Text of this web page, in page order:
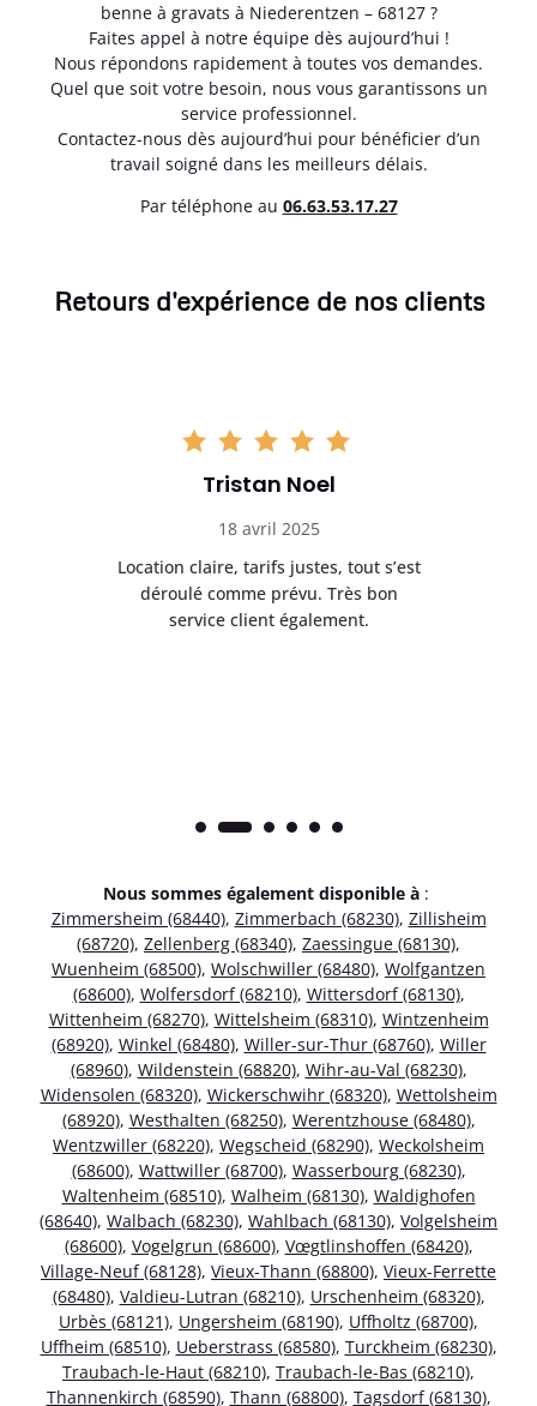
benne à gravats à Niederentzen – 68127 ?
Faites appel à notre équipe dès aujourd’hui !
Nous répondons rapidement à toutes vos demandes.
Quel que soit votre besoin, nous vous garantissons un
service professionnel.
Contactez-nous dès aujourd’hui pour bénéficier d’un
travail soigné dans les meilleurs délais.
Par téléphone au 06.63.53.17.27
Retours d'expérience de nos clients
Tristan Noel
18 avril 2025
Location claire, tarifs justes, tout s’est
déroulé comme prévu. Très bon
service client également.
Nous sommes également disponible à :
Zimmersheim (68440), Zimmerbach (68230), Zillisheim
(68720), Zellenberg (68340), Zaessingue (68130),
Wuenheim (68500), Wolschwiller (68480), Wolfgantzen
(68600), Wolfersdorf (68210), Wittersdorf (68130),
Wittenheim (68270), Wittelsheim (68310), Wintzenheim
(68920), Winkel (68480), Willer-sur-Thur (68760), Willer
(68960), Wildenstein (68820), Wihr-au-Val (68230),
Widensolen (68320), Wickerschwihr (68320), Wettolsheim
(68920), Westhalten (68250), Werentzhouse (68480),
Wentzwiller (68220), Wegscheid (68290), Weckolsheim
(68600), Wattwiller (68700), Wasserbourg (68230),
Waltenheim (68510), Walheim (68130), Waldighofen
(68640), Walbach (68230), Wahlbach (68130), Volgelsheim
(68600), Vogelgrun (68600), Vœgtlinshoffen (68420),
Village-Neuf (68128), Vieux-Thann (68800), Vieux-Ferrette
(68480), Valdieu-Lutran (68210), Urschenheim (68320),
Urbès (68121), Ungersheim (68190), Uffholtz (68700),
Uffheim (68510), Ueberstrass (68580), Turckheim (68230),
Traubach-le-Haut (68210), Traubach-le-Bas (68210),
Thannenkirch (68590), Thann (68800), Tagsdorf (68130),